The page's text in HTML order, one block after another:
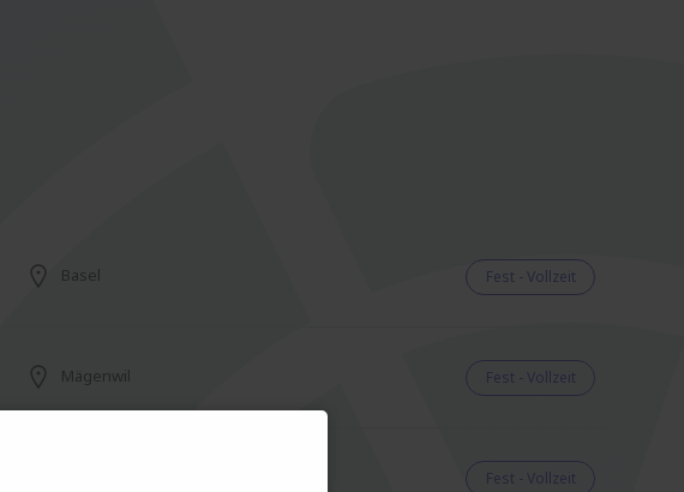
Basel Fest - Vollzeit
Mägenwil Fest - Vollzeit
Fest - Vollzeit